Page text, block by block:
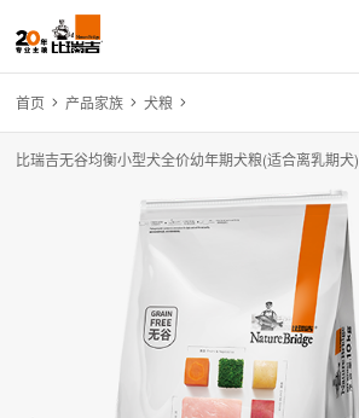
热门搜索: 无谷 冻干 离乳 免疫 减肥 毛球
首页 产品家族 犬粮
比瑞吉无谷均衡小型犬全价幼年期犬粮(适合离乳期犬)